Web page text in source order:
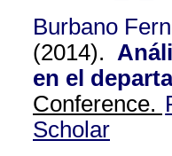
Burbano
(2014).
en el
Conference.
Scholar